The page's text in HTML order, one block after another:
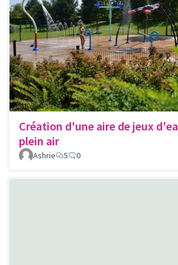
Création d'une aire de jeux
plein air
Ashrie 5 0